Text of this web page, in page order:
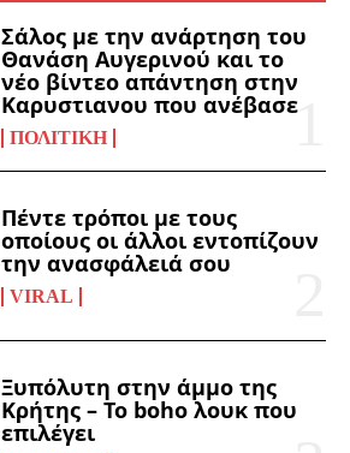
Σάλος με την ανάρτηση του
Θανάση Αυγερινού και το
νέο βίντεο απάντηση στην
Καρυστιανου που ανέβασε
ΠΟΛΙΤΙΚΉ
Πέντε τρόποι με τους
οποίους οι άλλοι εντοπίζουν
την ανασφάλειά σου
VIRAL
Ξυπόλυτη στην άμμο της
Κρήτης – Το boho λουκ που
επιλέγει